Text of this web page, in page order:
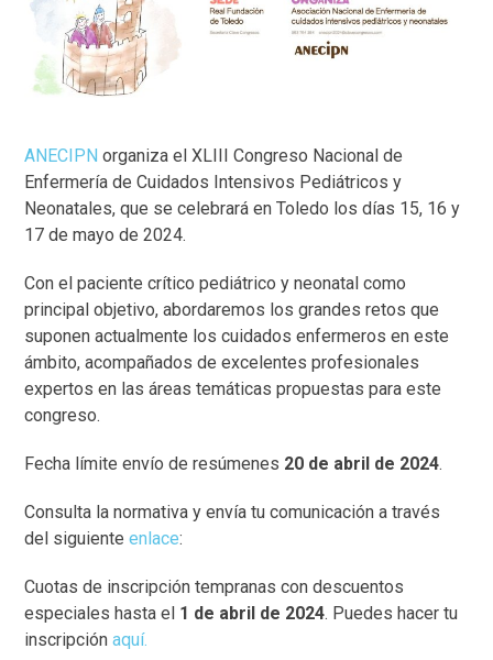
ANECIPN organiza el XLIII Congreso Nacional de
Enfermería de Cuidados Intensivos Pediátricos y
Neonatales, que se celebrará en Toledo los días 15, 16 y
17 de mayo de 2024.
Con el paciente crítico pediátrico y neonatal como
principal objetivo, abordaremos los grandes retos que
suponen actualmente los cuidados enfermeros en este
ámbito, acompañados de excelentes profesionales
expertos en las áreas temáticas propuestas para este
congreso.
Fecha límite envío de resúmenes 20 de abril de 2024.
Consulta la normativa y envía tu comunicación a través
del siguienteenlace:
Cuotas de inscripción tempranas con descuentos
especiales hasta el 1 de abril de 2024. Puedes hacer tu
inscripciónaquí.